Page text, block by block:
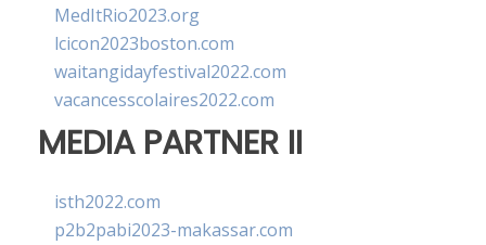
MedItRio2023.org
lcicon2023boston.com
waitangidayfestival2022.com
vacancesscolaires2022.com
MEDIA PARTNER II
isth2022.com
p2b2pabi2023-makassar.com